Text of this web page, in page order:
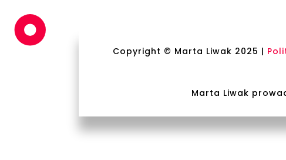
Copyright © Marta Liwak 2025 |
Marta Liwak